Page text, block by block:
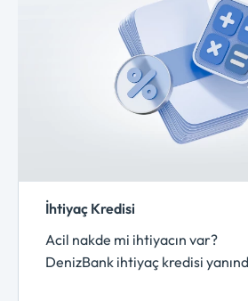
İhtiyaç Kredisi
Acil nakde mi ihtiyacın var?
DenizBank ihtiyaç kredisi